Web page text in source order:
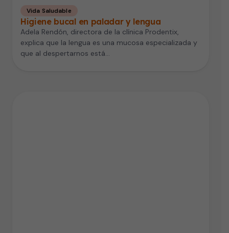
Vida Saludable
Higiene bucal en paladar y lengua
Adela Rendón, directora de la clínica Prodentix,
explica que la lengua es una mucosa especializada y
que al despertarnos está…